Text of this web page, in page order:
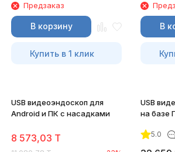
Предзаказ
В корзину
Купить в 1 клик
В
USB видеоэндоскоп для
Android и ПК с насадками
8 573,03 T
USB
на базе
5.0